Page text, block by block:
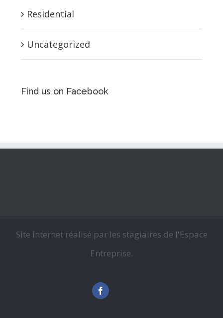
Residential
Uncategorized
Find us on Facebook
Site internet réalisé par les stagiaires de l'Espace
Entreprise.
Facebook